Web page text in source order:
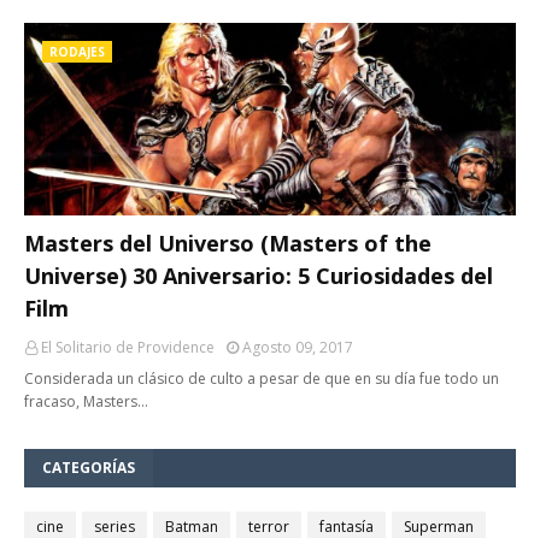
RODAJES
Masters del Universo (Masters of the
Universe) 30 Aniversario: 5 Curiosidades del
Film
El Solitario de Providence
Agosto 09, 2017
Considerada un clásico de culto a pesar de que en su día fue todo un
fracaso, Masters…
CATEGORÍAS
cine series Batman terror fantasía
Superman